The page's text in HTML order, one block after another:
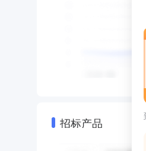
招标产品